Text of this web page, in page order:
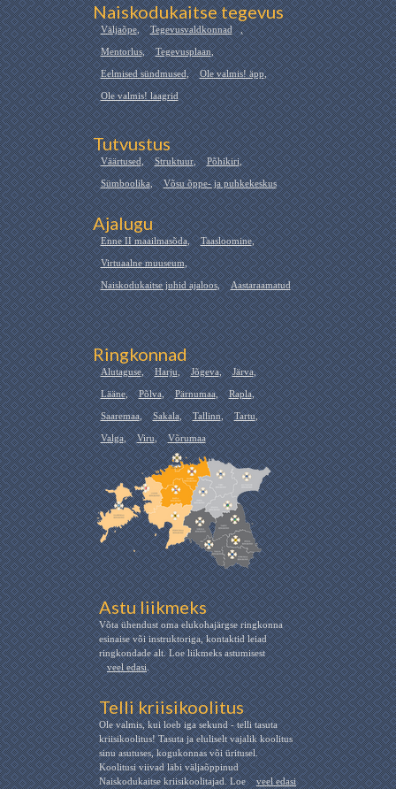
Naiskodukaitse tegevus
Väljaõpe, Tegevusvaldkonnad ,
Mentorlus, Tegevusplaan,
Eelmised sündmused, Ole valmis! äpp,
Ole valmis! laagrid
Tutvustus
Väärtused, Struktuur, Põhikiri,
Sümboolika, Võsu õppe- ja puhkekeskus
Ajalugu
Enne II maailmasõda, Taasloomine,
Virtuaalne muuseum,
Naiskodukaitse juhid ajaloos, Aastaraamatud
Ringkonnad
Alutaguse, Harju, Jõgeva, Järva,
Lääne, Põlva, Pärnumaa, Rapla,
Saaremaa, Sakala, Tallinn, Tartu,
Valga, Viru, Võrumaa
Astu liikmeks
Võta ühendust oma elukohajärgse ringkonna
esinaise või instruktoriga, kontaktid leiad
ringkondade alt. Loe liikmeks astumisest
veel edasi.
Telli kriisikoolitus
Ole valmis, kui loeb iga sekund - telli tasuta
kriisikoolitus! Tasuta ja eluliselt vajalik koolitus
sinu asutuses, kogukonnas või üritusel.
Koolitusi viivad läbi väljaõppinud
Naiskodukaitse kriisikoolitajad. Loe
veel edasi